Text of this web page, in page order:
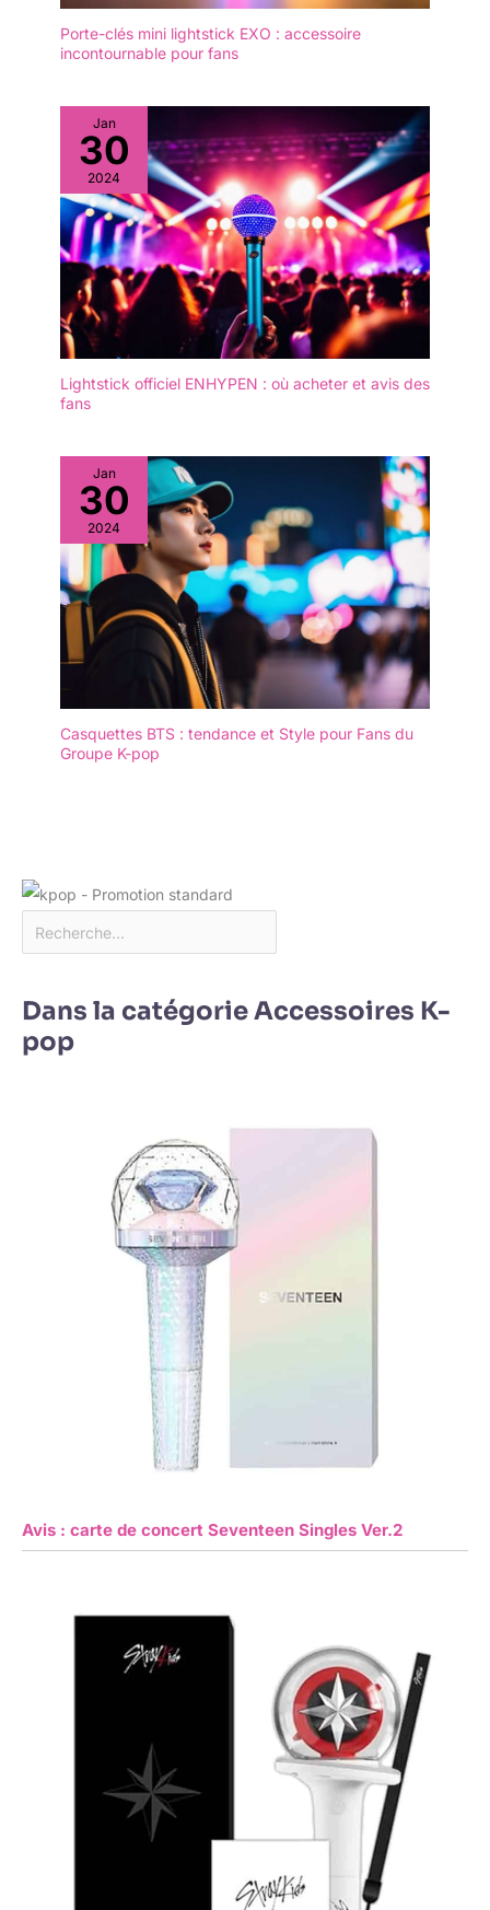
Porte-clés mini lightstick EXO : accessoire
incontournable pour fans
Jan
30
2024
Lightstick officiel ENHYPEN : où acheter et avis des
fans
Jan
30
2024
Casquettes BTS : tendance et Style pour Fans du
Groupe K-pop
Dans la catégorie Accessoires K-
pop
Avis : carte de concert Seventeen Singles Ver.2